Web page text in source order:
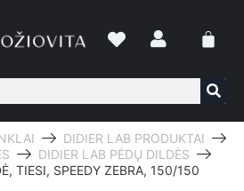
DIDIER LAB PRODUKTAI
DIDIER LAB PĖDŲ DILDĖS
TIESI, SPEEDY ZEBRA, 150/150